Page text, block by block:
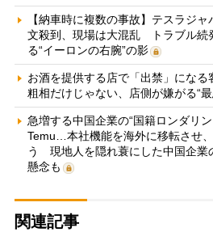
【納車時に複数の事故】テスラジャ
文殺到、現場は大混乱 トラブル続
る“イーロンの右腕”の影
お酒を提供する店で「出禁」にな
粗相だけじゃない、店側が嫌がる“
急増する中国企業の“国籍ロンダリ
Temu…本社機能を海外に移転させ
う 現地人を隠れ蓑にした中国企業
懸念も
関連記事